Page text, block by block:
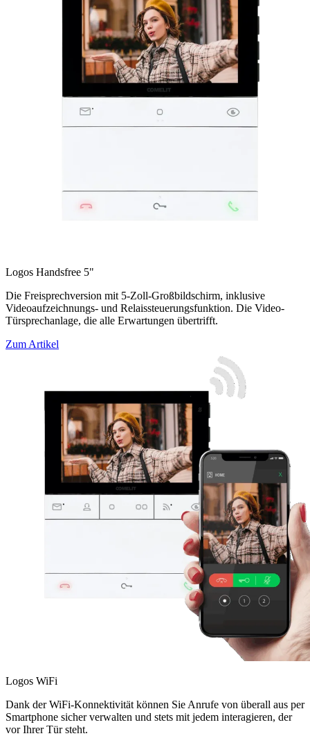
Logos Handsfree 5"
Die Freisprechversion mit 5-Zoll-Großbildschirm, inklusive
Videoaufzeichnungs- und Relaissteuerungsfunktion. Die Video-
Türsprechanlage, die alle Erwartungen übertrifft.
Zum Artikel
Logos WiFi
Dank der WiFi-Konnektivität können Sie Anrufe von überall aus per
Smartphone sicher verwalten und stets mit jedem interagieren, der
vor Ihrer Tür steht.